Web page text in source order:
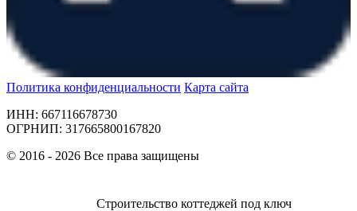
Политика конфиденциальности Карта сайта
ИНН: 667116678730
ОГРНИП: 317665800167820
© 2016 - 2026 Все права защищены
Строительство коттеджей под ключ